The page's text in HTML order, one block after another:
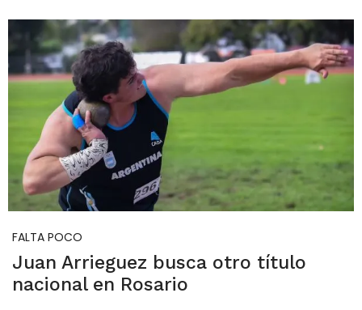
FALTA POCO
Juan Arrieguez busca otro título
nacional en Rosario